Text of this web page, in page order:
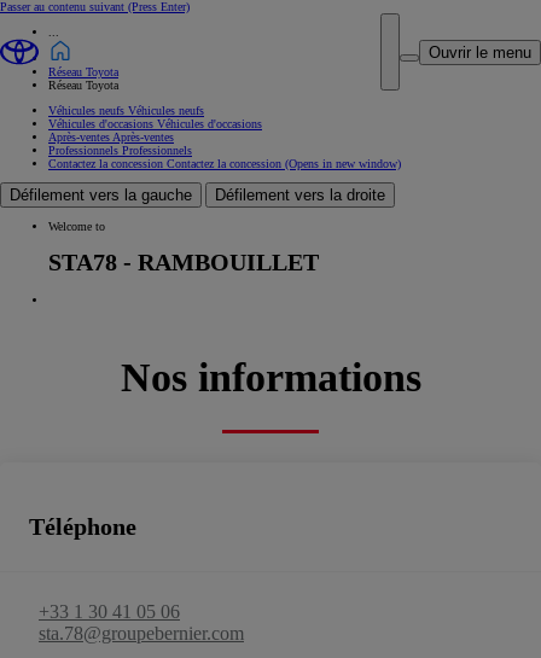
Passer au contenu suivant (Press Enter)
Ouvrir le menu
Réseau Toyota
Réseau Toyota
Véhicules neufs Véhicules neufs
Véhicules d'occasions Véhicules d'occasions
Après-ventes Après-ventes
Professionnels Professionnels
Contactez la concession Contactez la concession (Opens in new window)
Défilement vers la gauche Défilement vers la droite
Welcome to
STA78 - RAMBOUILLET
Nos informations
Téléphone
+33 1 30 41 05 06
sta.78@groupebernier.com